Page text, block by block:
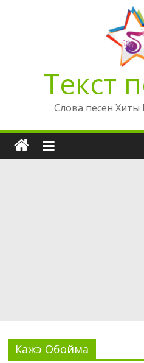
Текст
Слова песен
Кажэ Обойма